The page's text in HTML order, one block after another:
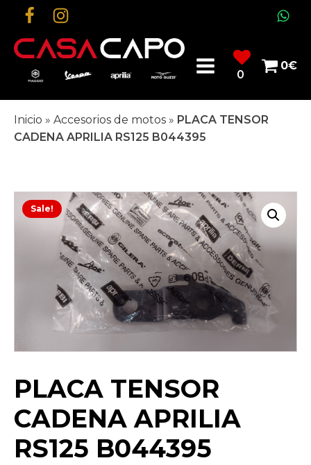
0
0€
Inicio » Accesorios de motos » PLACA TENSOR
CADENA APRILIA RS125 B044395
Sale!
PLACA TENSOR
CADENA APRILIA
RS125 B044395